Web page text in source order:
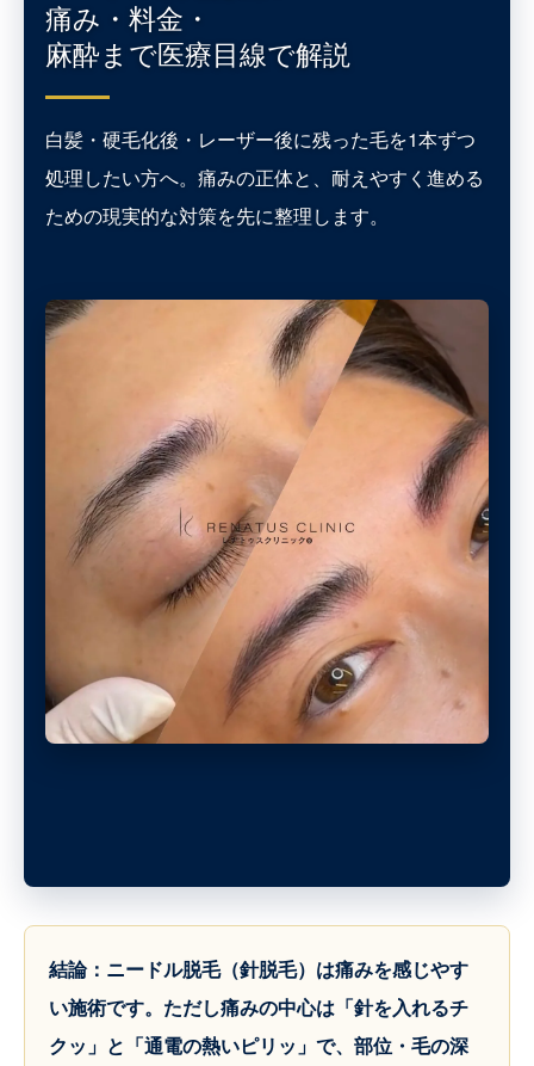
痛み・料金・
麻酔まで医療目線で解説
白髪・硬毛化後・レーザー後に残った毛を1本ずつ
処理したい方へ。痛みの正体と、耐えやすく進める
ための現実的な対策を先に整理します。
結論：ニードル脱毛（針脱毛）は痛みを感じやす
い施術です。ただし痛みの中心は「針を入れるチ
クッ」と「通電の熱いピリッ」で、部位・毛の深